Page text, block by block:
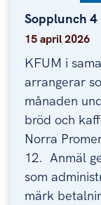
Sopplunch 4
Sopplunch 4
15 april 2026
KFUM i
arrangerar
månaden
bröd och
Norra
12. Anmäl
som
märk